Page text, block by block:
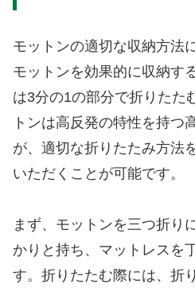
モットンの適切な収納方法
モットンを効果的に収納す
は3分の1の部分で折りたた
トンは高反発の特性を持つ
が、適切な折りたたみ方法
いただくことが可能です。
まず、モットンを三つ折り
かりと持ち、マットレスを
す。折りたたむ際には、折